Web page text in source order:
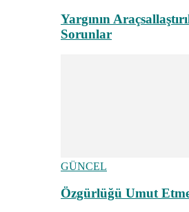
Yargının
Sorunlar
GÜNCEL
Özgürlüğü Umut